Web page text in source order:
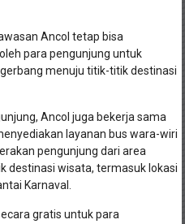
Ancol tetap bisa
para pengunjung untuk
menuju titik-titik destinasi
Ancol juga bekerja sama
layanan bus wara-wiri
pengunjung dari area
destinasi wisata, termasuk lokasi
Karnaval.
gratis untuk para